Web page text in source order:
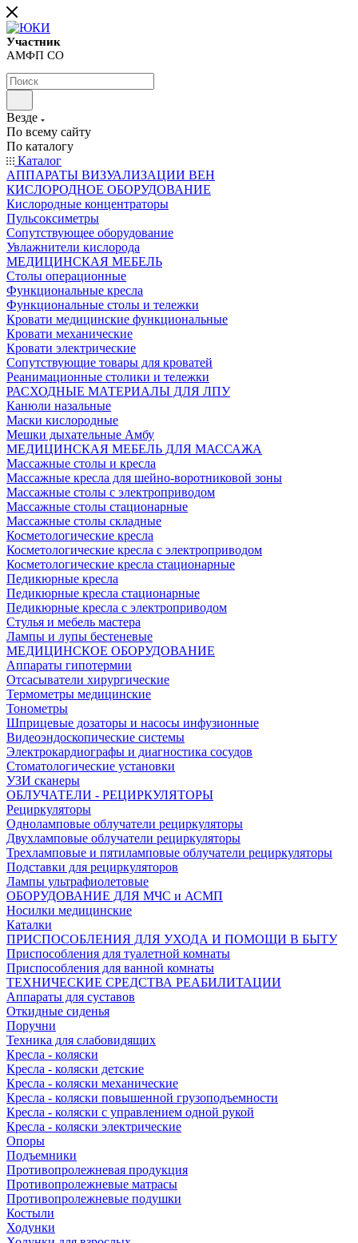
Участник
АМФП СО
Везде
По всему сайту
По каталогу
Каталог
АППАРАТЫ ВИЗУАЛИЗАЦИИ ВЕН
КИСЛОРОДНОЕ ОБОРУДОВАНИЕ
Кислородные концентраторы
Пульсоксиметры
Сопутствующее оборудование
Увлажнители кислорода
МЕДИЦИНСКАЯ МЕБЕЛЬ
Столы операционные
Функциональные кресла
Функциональные столы и тележки
Кровати медицинские функциональные
Кровати механические
Кровати электрические
Сопутствующие товары для кроватей
Реанимационные столики и тележки
РАСХОДНЫЕ МАТЕРИАЛЫ ДЛЯ ЛПУ
Канюли назальные
Маски кислородные
Мешки дыхательные Амбу
МЕДИЦИНСКАЯ МЕБЕЛЬ ДЛЯ МАССАЖА
Массажные столы и кресла
Массажные кресла для шейно-воротниковой зоны
Массажные столы с электроприводом
Массажные столы стационарные
Массажные столы складные
Косметологические кресла
Косметологические кресла с электроприводом
Косметологические кресла стационарные
Педикюрные кресла
Педикюрные кресла стационарные
Педикюрные кресла с электроприводом
Стулья и мебель мастера
Лампы и лупы бестеневые
МЕДИЦИНСКОЕ ОБОРУДОВАНИЕ
Аппараты гипотермии
Отсасыватели хирургические
Термометры медицинские
Тонометры
Шприцевые дозаторы и насосы инфузионные
Видеоэндоскопические системы
Электрокардиографы и диагностика сосудов
Стоматологические установки
УЗИ сканеры
ОБЛУЧАТЕЛИ - РЕЦИРКУЛЯТОРЫ
Рециркуляторы
Одноламповые облучатели рециркуляторы
Двухламповые облучатели рециркуляторы
Трехламповые и пятиламповые облучатели рециркуляторы
Подставки для рециркуляторов
Лампы ультрафиолетовые
ОБОРУДОВАНИЕ ДЛЯ МЧС и АСМП
Носилки медицинские
Каталки
ПРИСПОСОБЛЕНИЯ ДЛЯ УХОДА И ПОМОЩИ В БЫТУ
Приспособления для туалетной комнаты
Приспособления для ванной комнаты
ТЕХНИЧЕСКИЕ СРЕДСТВА РЕАБИЛИТАЦИИ
Аппараты для суставов
Откидные сиденья
Поручни
Техника для слабовидящих
Кресла - коляски
Кресла - коляски детские
Кресла - коляски механические
Кресла - коляски повышенной грузоподъемности
Кресла - коляски с управлением одной рукой
Кресла - коляски электрические
Опоры
Подъемники
Противопролежневая продукция
Противопролежневые матрасы
Противопролежневые подушки
Костыли
Ходунки